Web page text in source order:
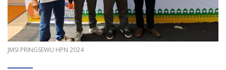
JMSI PRINGSEWU HPN 2024